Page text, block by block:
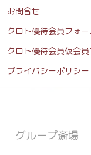
お問合せ
クロト優待会員フォー
クロト優待会員仮会
プライバシーポリシー
グループ斎場